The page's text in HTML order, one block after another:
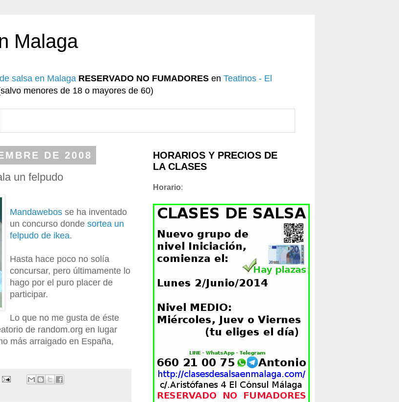
Malaga
salsa en Malaga RESERVADO NO FUMADORES en Teatinos - El
menores de 18 o mayores de 60)
DE 2008
un felpudo
Mandawebos se ha inventado
un concurso donde sortea un
felpudo de ikea.
Hasta hace poco no solía
concursar, pero últimamente lo
hago por el puro placer de
participar.
Lo que no me gusta de éste
de random.org en lugar
más arraigado en España,
HORARIOS Y PRECIOS DE
LA CLASES
Horario: